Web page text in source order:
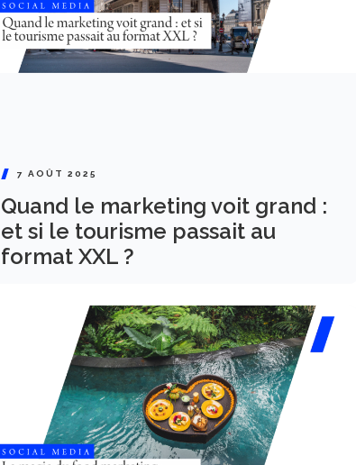
7 AOÛT 2025
Quand le marketing voit grand :
et si le tourisme passait au
format XXL ?